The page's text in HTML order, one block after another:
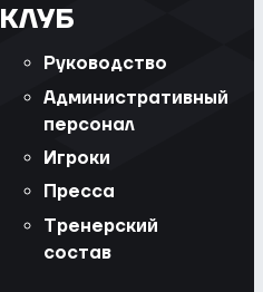
КЛУБ
Руководство
Административный
персонал
Игроки
Пресса
Тренерский
состав